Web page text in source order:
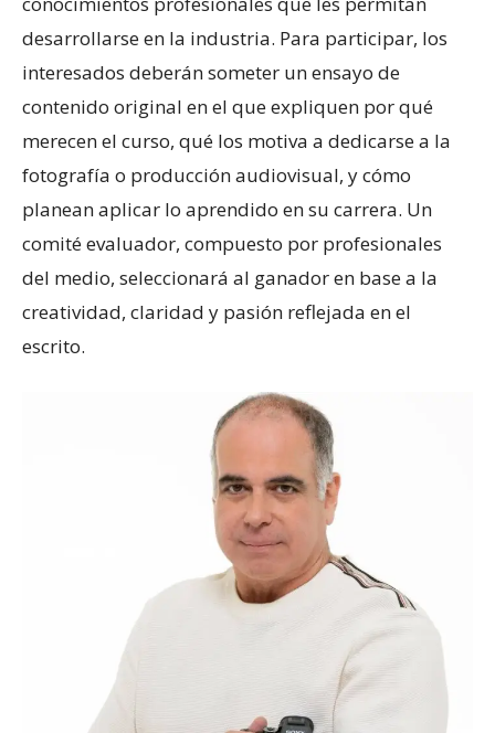
desarrollarse en la industria. Para participar, los
interesados deberán someter un ensayo de
contenido original en el que expliquen por qué
merecen el curso, qué los motiva a dedicarse a la
fotografía o producción audiovisual, y cómo
planean aplicar lo aprendido en su carrera. Un
comité evaluador, compuesto por profesionales
del medio, seleccionará al ganador en base a la
creatividad, claridad y pasión reflejada en el
escrito.